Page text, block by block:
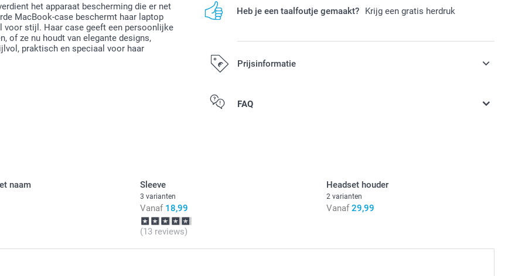
het apparaat bescherming die er net
MacBook-case beschermt haar laptop
voor stijl. Haar case geeft een persoonlijke
of ze nu houdt van elegante designs,
praktisch en speciaal voor haar
Heb je een taalfoutje gemaakt? Krijg een gratis herdruk
Prijsinformatie
Alle prijzen zijn in EURO (€) inclusief BTW en exclusief verzendkosten.
FAQ
naam Sleeve
3 varianten
Vanaf 18,99
(13 reviews)
Headset houder
2 varianten
Vanaf 29,99